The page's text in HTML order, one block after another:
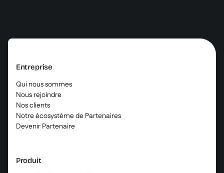
Entreprise
Qui nous sommes
Nous rejoindre
Nos clients
Notre écosystème de Partenaires
Devenir Partenaire
Produit